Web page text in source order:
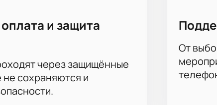
и защита
через защищённые
сохраняются и
От